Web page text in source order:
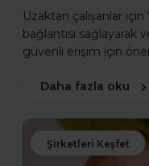
Uzaktan çalışanlar
bağlantısı sağlayarak
güvenli erişim için
Daha fazla oku
Şirketleri Keşfet